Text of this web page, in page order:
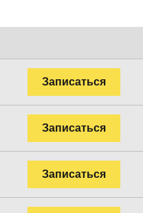
Записаться
Записаться
Записаться